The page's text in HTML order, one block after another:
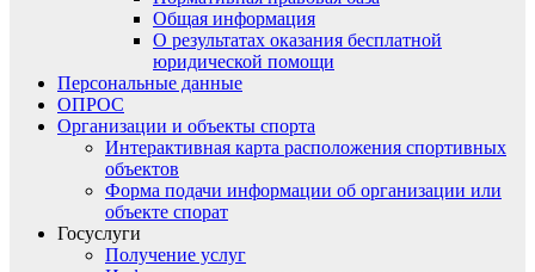
Общая информация
О результатах оказания бесплатной
юридической помощи
Персональные данные
ОПРОС
Организации и объекты спорта
Интерактивная карта расположения спортивных
объектов
Форма подачи информации об организации или
объекте спорат
Госуслуги
Получение услуг